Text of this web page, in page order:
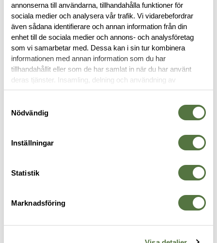
annonserna till användarna, tillhandahålla funktioner för
sociala medier och analysera vår trafik. Vi vidarebefordrar
även sådana identifierare och annan information från din
enhet till de sociala medier och annons- och analysföretag
som vi samarbetar med. Dessa kan i sin tur kombinera
informationen med annan information som du har
tillhandahållit eller som de har samlat in när du har använt
deras tjänster. Insamling, delning och användning av
personuppgifter kan användas för personalisering av
Nödvändig
Inställningar
Statistik
Marknadsföring
RECENSIONER
OM VARUMÄRKET
TILLBEHÖR FÄLT